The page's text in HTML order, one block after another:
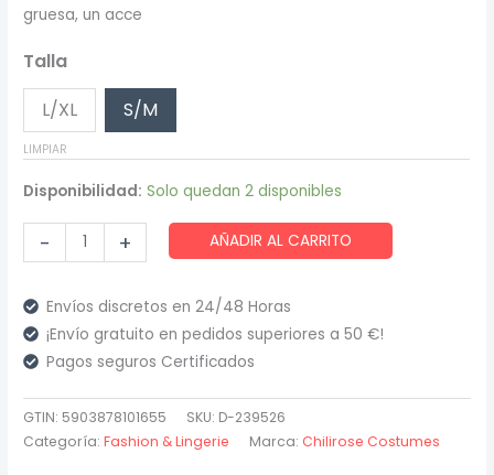
gruesa, un acce
Talla
L/XL
S/M
LIMPIAR
Disponibilidad: Solo quedan 2 disponibles
-
Chilirose
-
3303
Disfraz
Profesora
Sexy
cantidad
+ AÑADIR AL CARRITO
Envíos discretos en 24/48 Horas
¡Envío gratuito en pedidos superiores a 50 €!
Pagos seguros Certificados
GTIN: 5903878101655 SKU: D-239526
Categoría:Fashion & Lingerie Marca: Chilirose Costumes